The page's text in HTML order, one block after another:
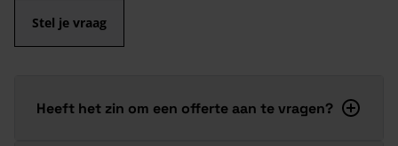
Stel je vraag
Heeft het zin om een offerte aan te vragen?